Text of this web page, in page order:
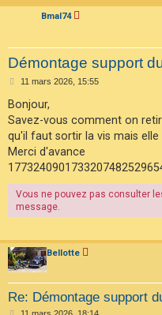
p
A
Q
Bmal74
Démontage support
M
s
s
a
g
e
11 mars 2026, 15:55
Bonjour,
Savez-vous comment on
qu'il faut sortir la vis mais elle
Merci d'avance
Vous ne pouvez pas consulter
message.
Bellotte
Re: Démontage support
M11 mars 2026, 18:14